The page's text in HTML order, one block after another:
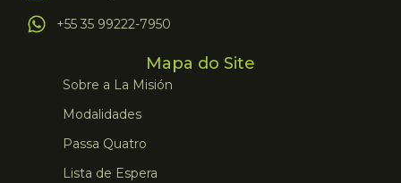
+55 35 99222-7950
Mapa do Site
Sobre a La Misión
Modalidades
Passa Quatro
Lista de Espera